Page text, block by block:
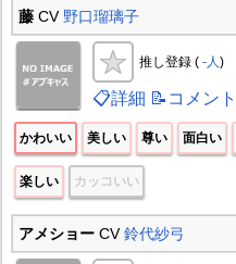
藤CV 野口瑠璃子
推し登録 ( -人)
📋詳細 📝コメント
かわいい 美しい 尊い 面白い
楽しい カッコいい
アメショーCV鈴代紗弓